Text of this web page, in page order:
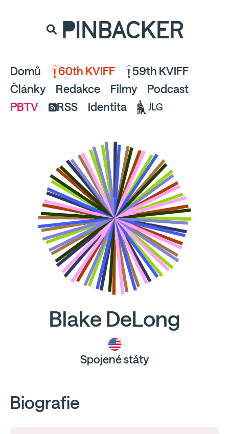
a pusťte se do čtení.
PINBACKER
Domů 60th KVIFF
59th KVIFF
Články
Redakce Filmy
Podcast
PBTV
RSS Identita JLG
Blake DeLong
Spojené státy
Biografie